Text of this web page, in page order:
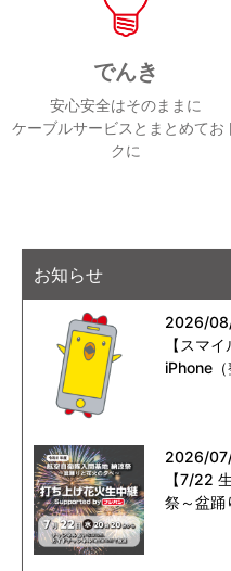
でんき
安心安全はそのままに
ケーブルサービスとまとめてお
クに
お知らせ
2026/
【スマ
iPhone
2026/
【7/22
祭～盆踊